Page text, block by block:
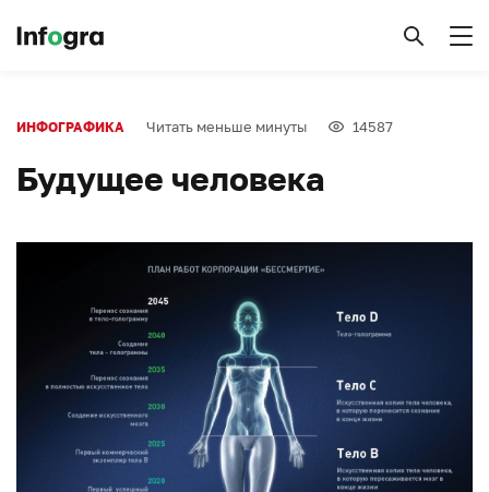
ИНФОГРАФИКА Читать меньше минуты 14587
Будущее человека